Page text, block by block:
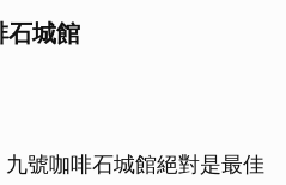
石城館
號咖啡石城館絕對是最佳